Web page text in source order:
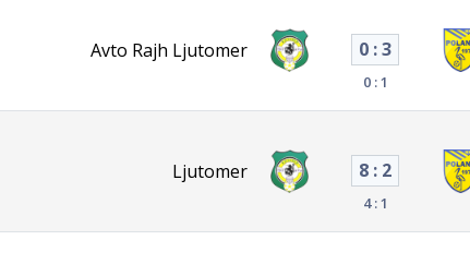
Avto Rajh Ljutomer 0 : 3
0 : 1
Ljutomer 8 : 2
4 : 1